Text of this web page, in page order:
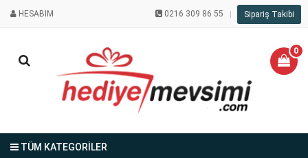
HESABIM 0216 309 86 55 Sipariş Takibi
0
TÜM KATEGORİLER